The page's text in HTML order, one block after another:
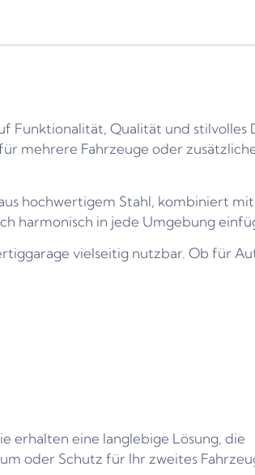
Funktionalität, Qualität und stilvolles
mehrere Fahrzeuge oder
hochwertigem Stahl, kombiniert
harmonisch in jede Umgebung
vielseitig nutzbar. Ob für
erhalten eine langlebige Lösung, die
oder Schutz für Ihr zweites